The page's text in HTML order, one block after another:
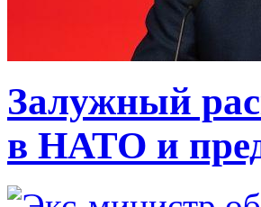
Залужный
в НАТО и